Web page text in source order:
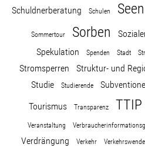
Schuldnerberatung Schulen
Sommertour Sorben
Spekulation Spenden Stadt
Stromsperren Struktur- und
Studie
Studierende
Tourismus Transparenz TTIP
Veranstaltung
Verdrängung
Verkehr Verkehrswende